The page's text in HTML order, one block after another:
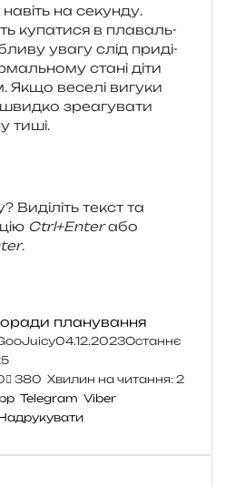
на секун­ду.
купа­ти­ся в пла­валь­
увагу слід при­ді­
стані діти
Якщо весе­лі вигу­ки
зре­а­гу­ва­ти
тиші.
текст та
Ctrl+Enterабо
.
планування
04.12.2023Останнє
380 Хвилин на читання: 2
Telegram Viber